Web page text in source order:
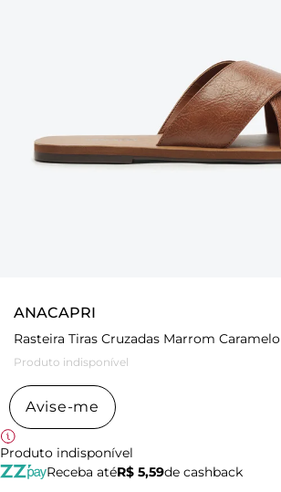
ANACAPRI
Rasteira Tiras Cruzadas Marrom Caramelo
Produto indisponível
Avise-me
Produto indisponível
Receba atéR$ 5,59de cashback